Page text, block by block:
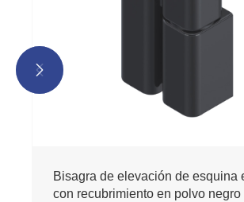
Bisagra de elevación de esquina
con recubrimiento en polvo negro

